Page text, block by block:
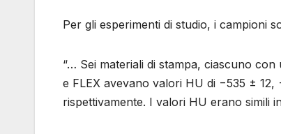
Per gli esperimenti di studio, i campioni
“… Sei materiali di stampa, ciascuno
e FLEX avevano valori HU di −535 ±
rispettivamente. I valori HU erano simili